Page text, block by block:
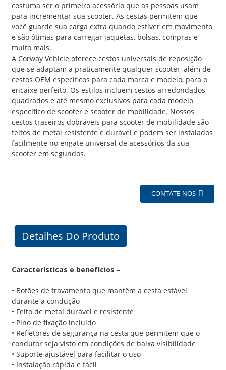
costuma ser o primeiro acessório que as pessoas usam
para incrementar sua scooter. As cestas permitem que
você guarde sua carga extra quando estiver em movimento
e são ótimas para carregar jaquetas, bolsas, compras e
muito mais.
A Corway Vehicle oferece cestos universais de reposição
que se adaptam a praticamente qualquer scooter, além de
cestos OEM específicos para cada marca e modelo, para o
encaixe perfeito. Os estilos incluem cestos arredondados,
quadrados e até mesmo exclusivos para cada modelo
específico de scooter e scooter de mobilidade. Nossos
cestos traseiros dobráveis para scooter de mobilidade são
feitos de metal resistente e durável e podem ser instalados
facilmente no engate universal de acessórios da sua
scooter em segundos.
CONTATE-NOS
Detalhes Do Produto
Características e benefícios –
• Botões de travamento que mantêm a cesta estável
durante a condução
• Feito de metal durável e resistente
• Pino de fixação incluído
• Refletores de segurança na cesta que permitem que o
condutor seja visto em condições de baixa visibilidade
• Suporte ajustável para facilitar o uso
• Instalação rápida e fácil